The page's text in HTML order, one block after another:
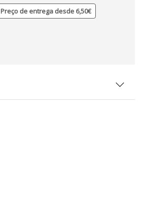
Preço de entrega desde 6,50€